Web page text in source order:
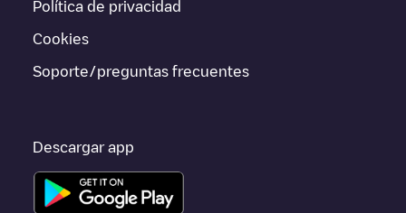
ir a otras ciudades comoRijswijk
porque están cerca y se encuentran dentro de
Política de privacidad
Cookies
Soporte/preguntas frecuentes
Descargar app